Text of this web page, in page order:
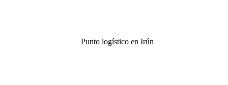
Punto logístico en Irún